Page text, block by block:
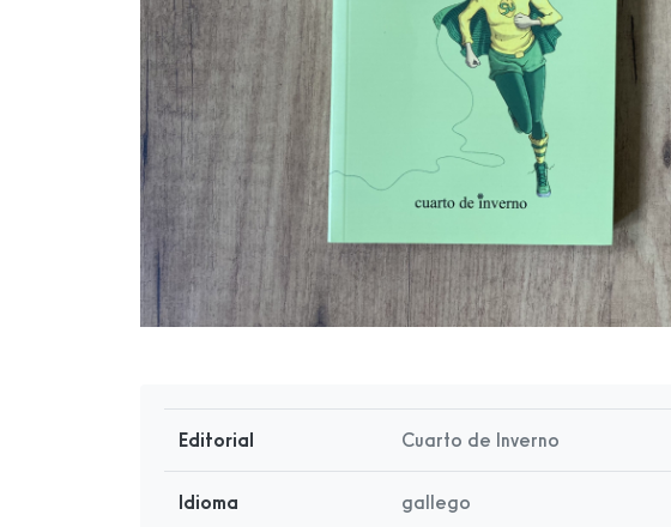
Editorial Cuarto de Inverno
Idioma gallego